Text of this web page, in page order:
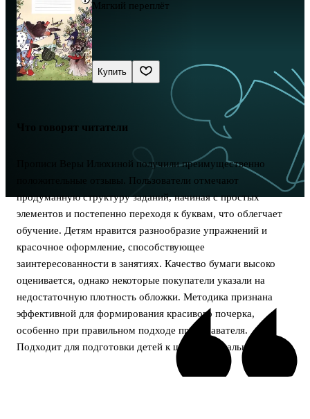
Мягкий переплёт
Купить
Что говорят читатели
Прописи Веры Илюхиной получили преимущественно
положительные отзывы. Пользователи отмечают
продуманную структуру заданий, начиная с простых
элементов и постепенно переходя к буквам, что облегчает
обучение. Детям нравится разнообразие упражнений и
красочное оформление, способствующее
заинтересованности в занятиях. Качество бумаги высоко
оценивается, однако некоторые покупатели указали на
недостаточную плотность обложки. Методика признана
эффективной для формирования красивого почерка,
особенно при правильном подходе преподавателя.
Подходит для подготовки детей к школе и начальной школы.